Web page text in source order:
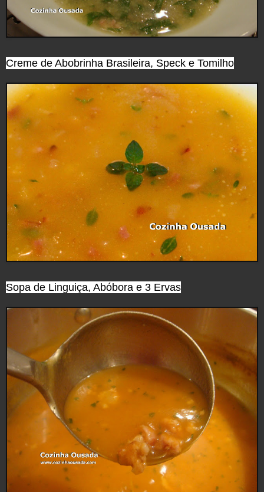
Creme de Abobrinha Brasileira, Speck e Tomilho
Sopa de Linguiça, Abóbora e 3 Ervas